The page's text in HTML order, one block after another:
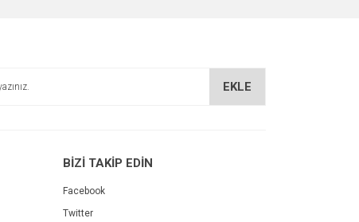
EKLE
BİZİ TAKİP EDİN
Facebook
Twitter